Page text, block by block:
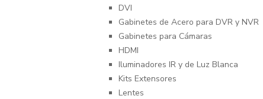
DVI
Gabinetes de Acero para DVR y NVR
Gabinetes para Cámaras
HDMI
Iluminadores IR y de Luz Blanca
Kits Extensores
Lentes